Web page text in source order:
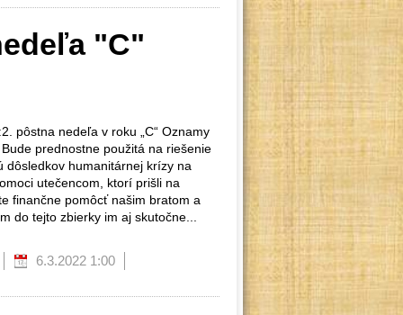
"C"
pôstna nedeľa v roku „C“ Oznamy
prednostne použitá na riešenie
dôsledkov humanitárnej krízy na
utečencom, ktorí prišli na
finančne pomôcť našim bratom a
do tejto zbierky im aj skutočne...
6.3.2022 1:00